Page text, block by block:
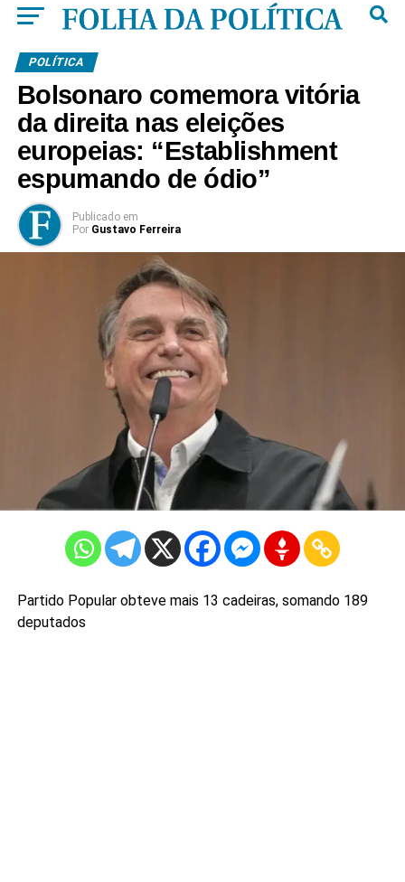
POLÍTICA
Bolsonaro comemora vitória
da direita nas eleições
europeias: “Establishment
espumando de ódio”
Publicado em
Por Gustavo Ferreira
Partido Popular obteve mais 13 cadeiras, somando 189
deputados